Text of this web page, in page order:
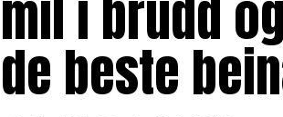
mil i brudd
de beste